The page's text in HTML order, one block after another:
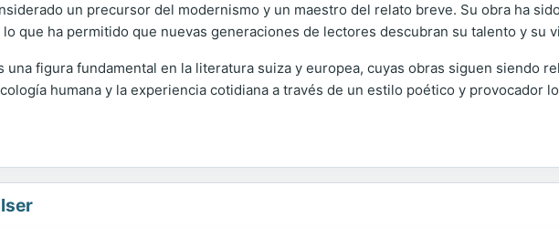
un precursor del modernismo y un maestro del relato breve. Su obra ha
que ha permitido que nuevas generaciones de lectores descubran su talento y su
una figura fundamental en la literatura suiza y europea, cuyas obras siguen siendo
humana y la experiencia cotidiana a través de un estilo poético y provocador